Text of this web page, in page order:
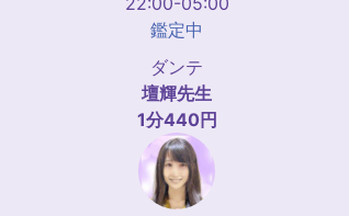
鑑定中
ダンテ
壇輝先生
1分440円